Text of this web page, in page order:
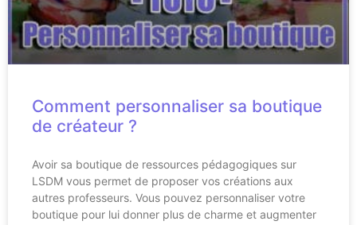
Comment personnaliser sa boutique
de créateur ?
Avoir sa boutique de ressources pédagogiques sur
LSDM vous permet de proposer vos créations aux
autres professeurs. Vous pouvez personnaliser votre
boutique pour lui donner plus de charme et augmenter